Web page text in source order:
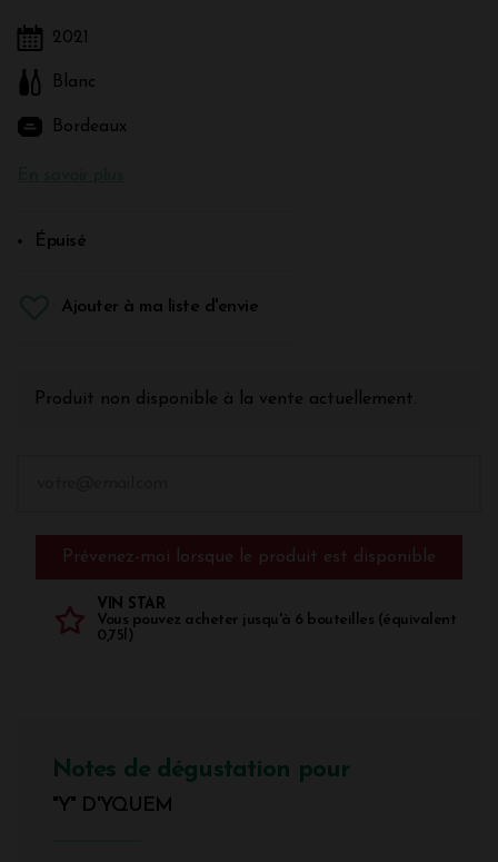
2021
Blanc
Bordeaux
Épuisé
Ajouter à ma liste d'envie
Produit non disponible à la vente actuellement.
Prévenez-moi lorsque le produit est disponible
VIN STAR
Vous pouvez acheter jusqu'à 6 bouteilles (équivalent
0,75l)
Notes de dégustation pour
"Y" D'YQUEM